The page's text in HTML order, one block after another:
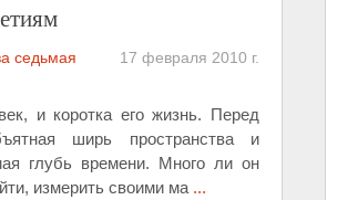
седьмая 17 февраля 2010 г.
и коротка его жизнь. Перед
ширь пространства и
глубь времени. Много ли он
измерить своими ма ...